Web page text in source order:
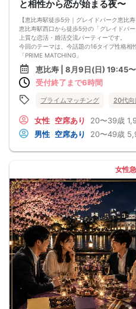
《シェフ自慢のコース料理》
【産地直送・国産鶏肉】皆様に満足してい
重ね、こだわりのフードを提供いただいて
心もお腹も満足していただけますよ♪
・農場サラダ
・日替わりポテト
・シェフの気まぐれパスタ
・街コン限定プリン
皆様に満足していただけるように、お店と
を提供いただいております♪
《フリードリンク(90L.O)》
☆店員さんがご丁寧に一杯ずつ手作り致しま
100種類以上の豊富なドリンクメニュー、
□ビール
□ハイボール
□各種カクテル
□各種ソフトドリンク
【 服装 】
お気に入りの普段着でご参加ください。
【 参加定員数 】
40名様
🔳最小開催人数：2対2
🔳中止判断タイミング：開催1時間前
🔳飲食あり
と相性から恋が始まる夜〜
【恵比寿駅徒歩5分｜グレイドパーク恵比
恵比寿駅西口から徒歩5分の「グレイドパ
上質な恋活・婚活交流パーティーです。
今回のテーマは、今話題の16タイプ性格相
「PRIME MATCHING」
〜今夜、恋も自信も爆上がりする〜
美容会社プロデュースの新感覚恋活イベン
性格診断を会話のきっかけにしながら、最
当日はグループに分かれ、約20分ごとに交
きで、お一人参加・初参加の方も安心です。
さらに、参加者全員にフェイスパックや美
出会いと自分磨きを同時に楽しめる、美容
・恵比寿駅西口から徒歩5分
・約20分ごとに交流相手をシャッフル
・16タイプ性格相性診断をきっかけに交流
・飲み放題付き
・参加者全員に美容グッズをプレゼント
・お一人参加、初参加歓迎
■MBTI性格相性診断
事前に診断を受けてからご参加ください。
https://www.16personalities.com/ja/性格
当日は「自分のタイプ」「相性の良いタイ
然に会話が広がります。
■当日の流れ
①受付
②乾杯・グループ交流
③約20分ごとにシャッフル
④終了・自由解散
■開催場所
恵比寿 | 8月9日(日) 19:45〜
受付終了まで6時間
プライムマッチング 20代向
女性 空席あり 20〜39歳
男性 空席あり 20〜49歳
女性